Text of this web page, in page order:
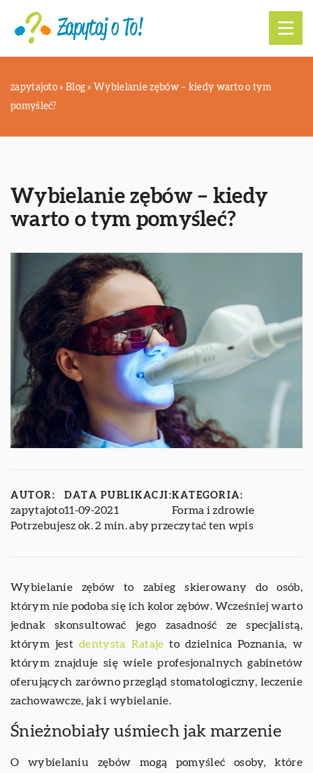
zapytajoto » Blog » Wybielanie zębów – kiedy warto o tym
pomyśleć?
Wybielanie zębów – kiedy
warto o tym pomyśleć?
AUTOR:
zapytajoto
DATA PUBLIKACJI:
11-09-2021
KATEGORIA:
Forma i zdrowie
Potrzebujesz ok. 2 min. aby przeczytać ten wpis
Wybielanie zębów to zabieg skierowany do osób,
którym nie podoba się ich kolor zębów. Wcześniej warto
jednak skonsultować jego zasadność ze specjalistą,
którym jestdentysta Rataje to dzielnica Poznania, w
którym znajduje się wiele profesjonalnych gabinetów
oferujących zarówno przegląd stomatologiczny, leczenie
zachowawcze, jak i wybielanie.
Śnieżnobiały uśmiech jak marzenie
O wybielaniu zębów mogą pomyśleć osoby, które